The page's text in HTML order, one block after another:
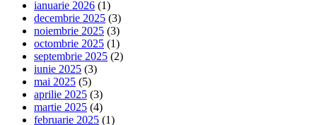
ianuarie 2026 (1)
decembrie 2025 (3)
noiembrie 2025 (3)
octombrie 2025 (1)
septembrie 2025 (2)
iunie 2025 (3)
mai 2025 (5)
aprilie 2025 (3)
martie 2025 (4)
februarie 2025 (1)